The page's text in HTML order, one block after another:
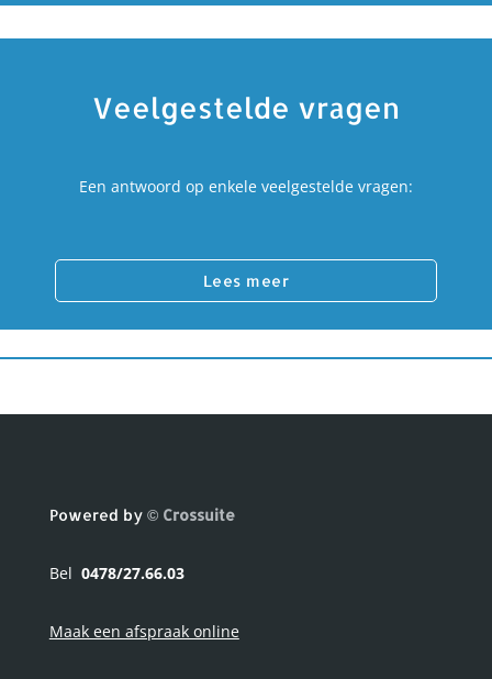
Veelgestelde vragen
Een antwoord op enkele veelgestelde vragen:
Lees meer
Powered by © Crossuite
Bel 0478/27.66.03
Maak een afspraak online